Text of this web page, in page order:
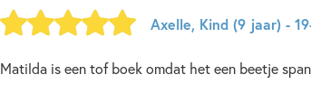
Axelle, Kind (9 jaar) -
Matilda is een tof boek omdat het een beetje